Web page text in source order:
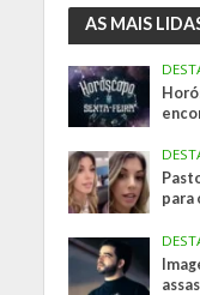
AS MAIS
para